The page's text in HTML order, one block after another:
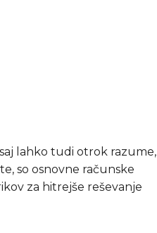
lahko tudi otrok razume,
so osnovne računske
za hitrejše reševanje